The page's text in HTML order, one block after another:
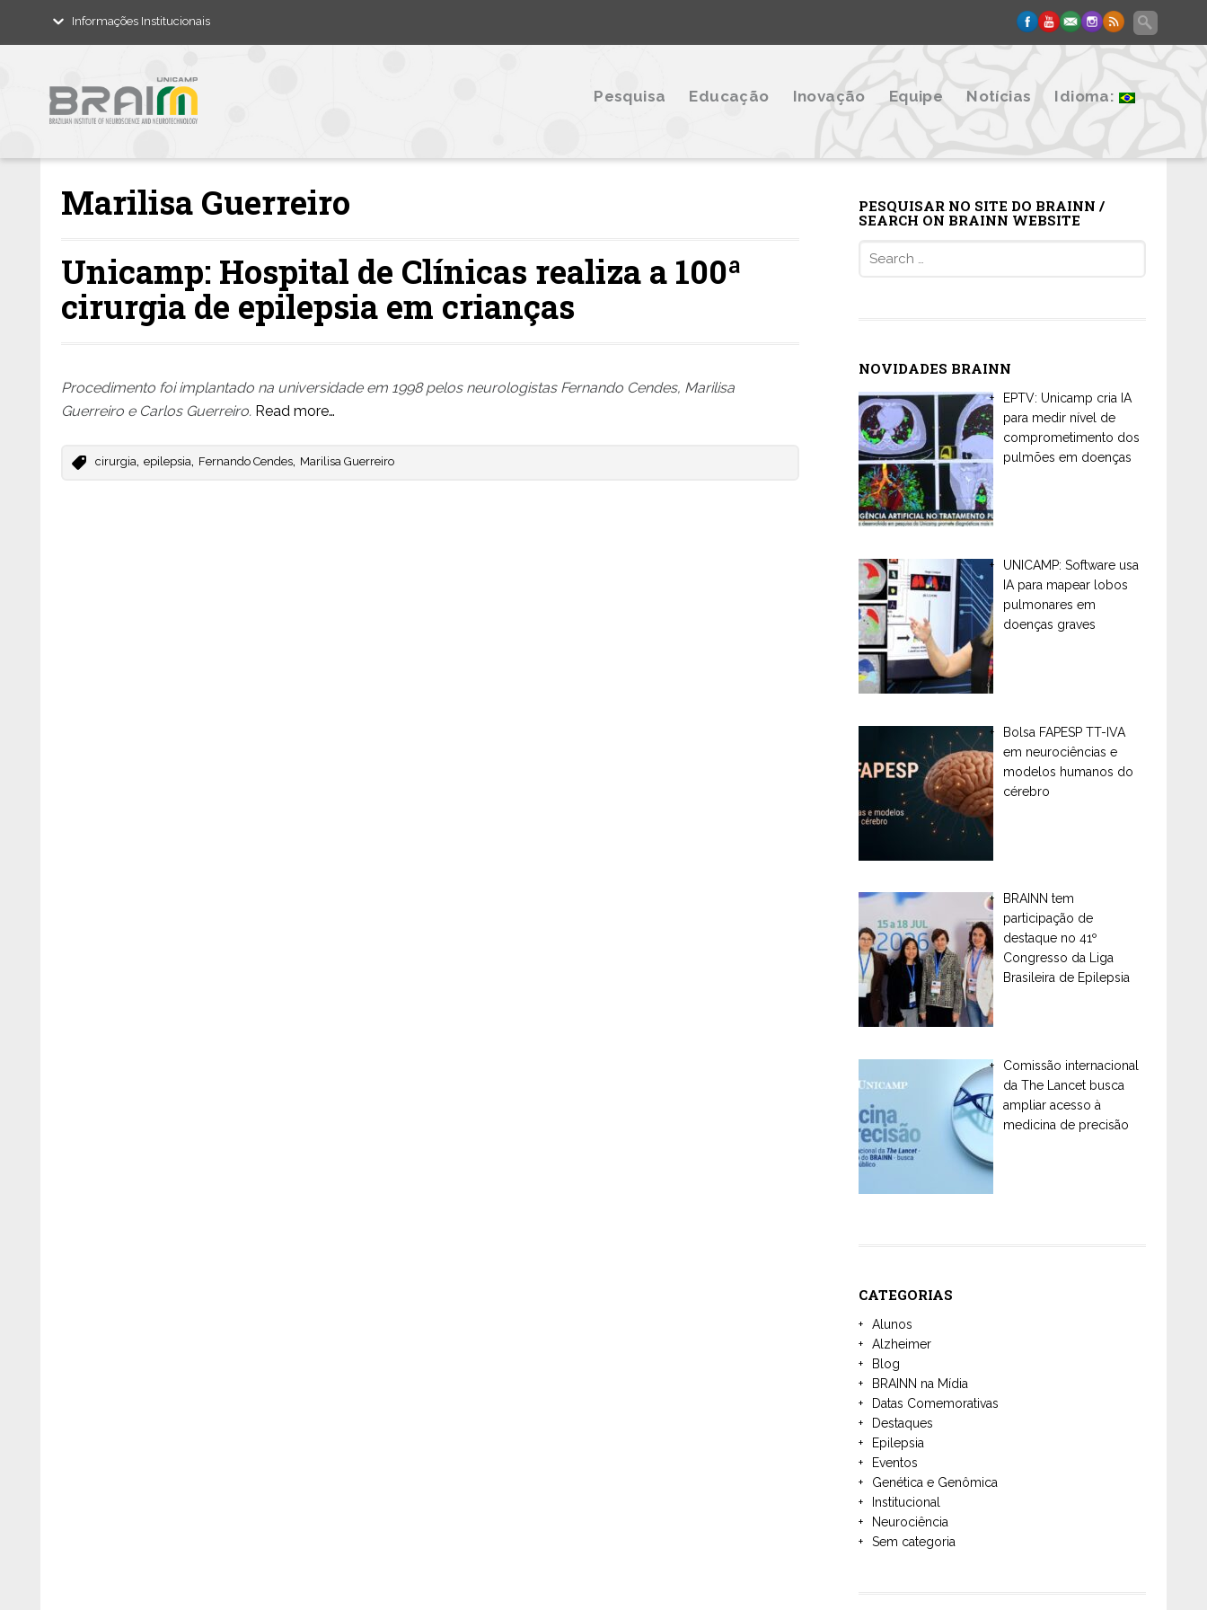
Informações Institucionais
Pesquisa Educação Inovação Equipe Notícias Idioma:
Marilisa Guerreiro
Unicamp: Hospital de Clínicas realiza a 100ª
cirurgia de epilepsia em crianças
Procedimento foi implantado na universidade em 1998 pelos neurologistas Fernando Cendes, Marilisa
Guerreiro e Carlos Guerreiro. Read more…
cirurgia, epilepsia, Fernando Cendes, Marilisa Guerreiro
PESQUISAR NO SITE DO BRAINN /
SEARCH ON BRAINN WEBSITE
NOVIDADES BRAINN
EPTV: Unicamp cria IA
para medir nível de
comprometimento dos
pulmões em doenças
UNICAMP: Software usa
IA para mapear lobos
pulmonares em
doenças graves
Bolsa FAPESP TT-IVA
em neurociências e
modelos humanos do
cérebro
BRAINN tem
participação de
destaque no 41º
Congresso da Liga
Brasileira de Epilepsia
Comissão internacional
da The Lancet busca
ampliar acesso à
medicina de precisão
CATEGORIAS
Alunos
Alzheimer
Blog
BRAINN na Mídia
Datas Comemorativas
Destaques
Epilepsia
Eventos
Genética e Genômica
Institucional
Neurociência
Sem categoria